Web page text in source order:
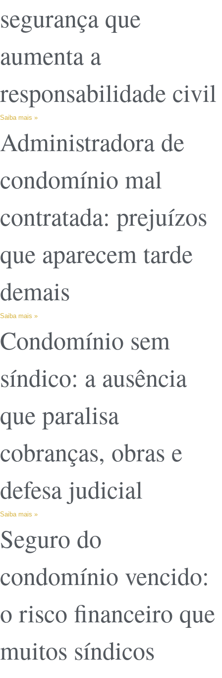
segurança que
aumenta a
responsabilidade civil
Saiba mais »
Administradora de
condomínio mal
contratada: prejuízos
que aparecem tarde
demais
Saiba mais »
Condomínio sem
síndico: a ausência
que paralisa
cobranças, obras e
defesa judicial
Saiba mais »
Seguro do
condomínio vencido:
o risco financeiro que
muitos síndicos